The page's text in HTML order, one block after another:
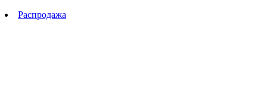
Распродажа